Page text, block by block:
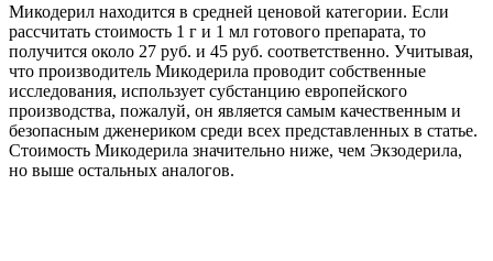
Микодерил находится в средней ценовой категории. Если
рассчитать стоимость 1 г и 1 мл готового препарата, то
получится около 27 руб. и 45 руб. соответственно. Учитывая,
что производитель Микодерила проводит собственные
исследования, использует субстанцию европейского
производства, пожалуй, он является самым качественным и
безопасным дженериком среди всех представленных в статье.
Стоимость Микодерила значительно ниже, чем Экзодерила,
но выше остальных аналогов.